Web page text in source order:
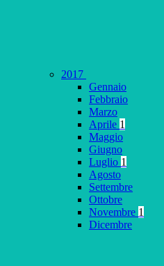
2017
Gennaio
Febbraio
Marzo
Aprile 1
Maggio
Giugno
Luglio 1
Agosto
Settembre
Ottobre
Novembre 1
Dicembre